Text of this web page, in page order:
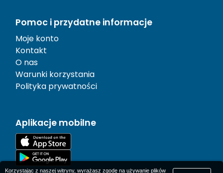
Pomoc i przydatne informacje
Moje konto
Kontakt
O nas
Warunki korzystania
Polityka prywatności
Aplikacje mobilne
Korzystając z naszej witryny, wyrażasz zgodę na używanie plików